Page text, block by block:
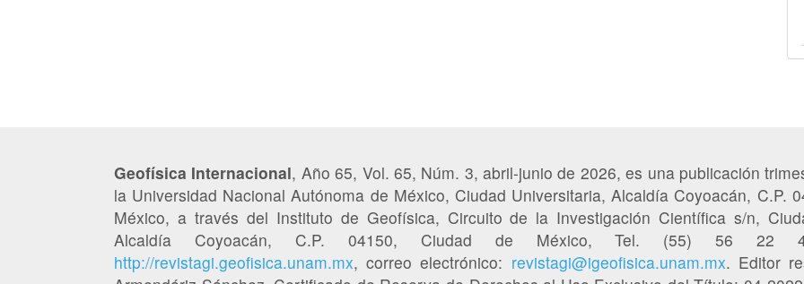
Geofísica Internacional, Año 65, Vol. 65, Núm. 3, abril-junio de 2026, es una publicación
la Universidad Nacional Autónoma de México, Ciudad Universitaria, Alcaldía Coyoacán, C.P.
México, a través del Instituto de Geofísica, Circuito de la Investigación Científica s/n,
Alcaldía Coyoacán, C.P. 04150, Ciudad de México, Tel. (55) 56 22
http://revistagi.geofisica.unam.mx, correo electrónico: revistagi@igeofisica.unam.mx. Editor